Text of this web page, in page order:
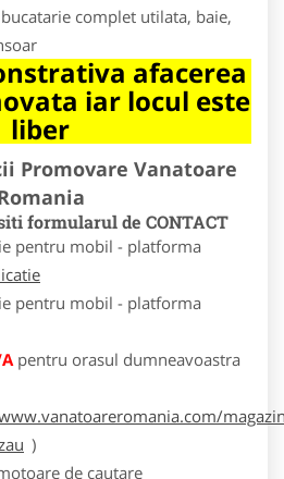
complet utilata, baie,
afacerea
iar locul este
liber
Promovare Vanatoare
formularul de CONTACT
pentru mobil - platforma
pentru mobil - platforma
pentru orasul dumneavoastra
)
de cautare